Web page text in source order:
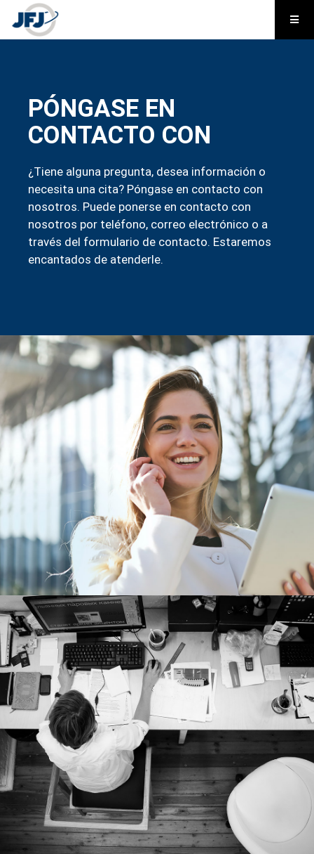
PÓNGASE EN
CONTACTO CON
¿Tiene alguna pregunta, desea información o
necesita una cita? Póngase en contacto con
nosotros. Puede ponerse en contacto con
nosotros por teléfono, correo electrónico o a
través del formulario de contacto. Estaremos
encantados de atenderle.